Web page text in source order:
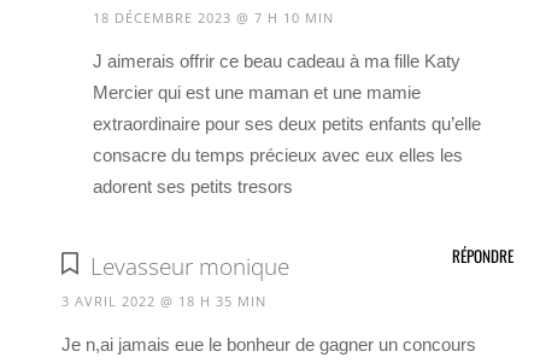
18 DÉCEMBRE 2023 @ 7 H 10 MIN
J aimerais offrir ce beau cadeau à ma fille Katy
Mercier qui est une maman et une mamie
extraordinaire pour ses deux petits enfants qu’elle
consacre du temps précieux avec eux elles les
adorent ses petits tresors
Levasseur monique
3 AVRIL 2022 @ 18 H 35 MIN
Je n,ai jamais eue le bonheur de gagner un concours
RÉPONDRE